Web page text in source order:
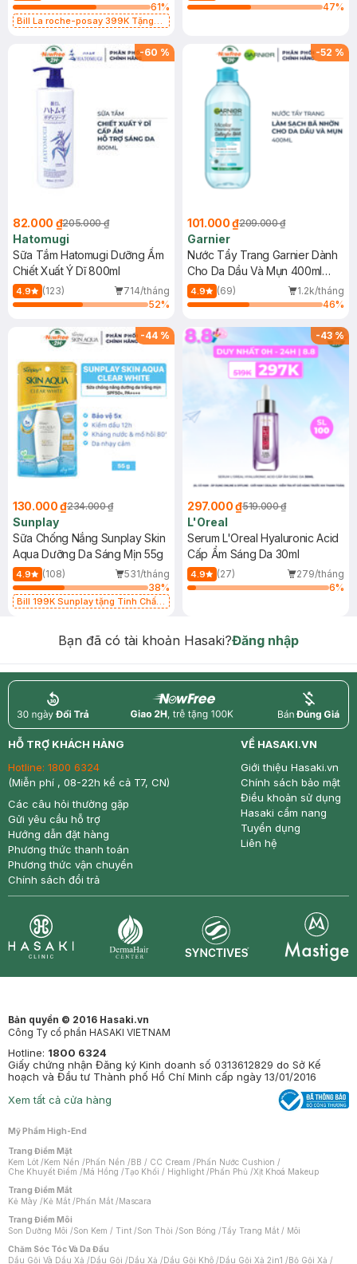
61%
Bill La roche-posay 399K Tặng
(SL có hạn)
47%
-60 %
82.000 ₫205.000 ₫
Hatomugi
Sữa Tắm Hatomugi Dưỡng Ẩm
Chiết Xuất Ý Dĩ 800ml
4.9 (123)
714/tháng
52%
-52 %
101.000 ₫209.000 ₫
Garnier
Nước Tẩy Trang Garnier Dành
Cho Da Dầu Và Mụn 400ml
(Mới)
4.9 (69)
1.2k/tháng
46%
-44 %
130.000 ₫234.000 ₫
Sunplay
Sữa Chống Nắng Sunplay Skin
Aqua Dưỡng Da Sáng Mịn 55g
4.9 (108)
531/tháng
38%
Bill 199K Sunplay tặng Tinh Chất
-43%
297.000 ₫519.000 ₫
L'Oreal
Serum L'Oreal Hyaluronic Acid
Cấp Ẩm Sáng Da 30ml
4.9 (27)
279/tháng
6%
Bạn đã có tài khoản Hasaki?Đăng nhập
return nowfree price
HỖ TRỢ KHÁCH HÀNG
Hotline: 1800 6324
(Miễn phí , 08-22h kể cả T7, CN)
Các câu hỏi thường gặp
Gửi yêu cầu hỗ trợ
Hướng dẫn đặt hàng
Phương thức thanh toán
Phương thức vận chuyển
Chính sách đổi trả
VỀ HASAKI.VN
Giới thiệu Hasaki.vn
Chính sách bảo mật
Điều khoản sử dụng
Hasaki cẩm nang
Tuyển dụng
Liên hệ
Bản quyền © 2016 Hasaki.vn
Công Ty cổ phần HASAKI VIETNAM
Hotline: 1800 6324
Giấy chứng nhận Đăng ký Kinh doanh số 0313612829 do Sở Kế
hoạch và Đầu tư Thành phố Hồ Chí Minh cấp ngày 13/01/2016
Xem tất cả cửa hàng
Mỹ Phẩm High-End
Trang Điểm Mặt
Kem Lót /Kem Nền /Phấn Nền /BB / CC Cream /Phấn Nước Cushion /
Che Khuyết Điểm /Má Hồng /Tạo Khối / Highlight /Phấn Phủ /Xịt Khoá Makeup
Trang Điểm Mắt
Kẻ Mày /Kẻ Mắt /Phấn Mắt /Mascara
Trang Điểm Môi
Son Dưỡng Môi /Son Kem / Tint /Son Thỏi /Son Bóng /Tẩy Trang Mắt / Môi
Chăm Sóc Tóc Và Da Đầu
Dầu Gội Và Dầu Xả /Dầu Gội /Dầu Xả /Dầu Gội Khô /Dầu Gội Xả 2in1 /Bộ Gội Xả /